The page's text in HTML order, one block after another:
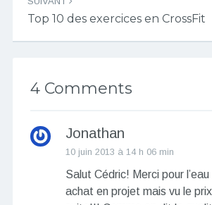
Top 10 des exercices en CrossFit
4 Comments
Jonathan
10 juin 2013 à 14 h 06 min
Salut Cédric! Merci pour
achat en projet mais vu le